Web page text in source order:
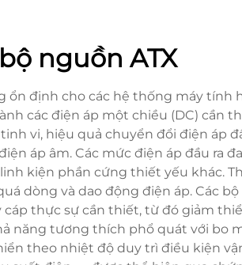
bộ nguồn ATX
định cho các hệ thống máy tính
các điện áp một chiều (DC) cần
vi, hiệu quả chuyển đổi điện áp
điện áp âm. Các mức điện áp đầu
kiện phần cứng thiết yếu khác.
dòng và dao động điện áp. Các
thực sự cần thiết, từ đó giảm
năng tương thích phổ quát với bo
theo nhiệt độ duy trì điều kiện